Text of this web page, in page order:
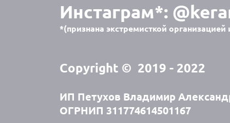
Инстаграм*:
*(признана экстремисткой
Copyright © 2019 - 2022
ИП Петухов Владимир
ОГРНИП 311774614501167